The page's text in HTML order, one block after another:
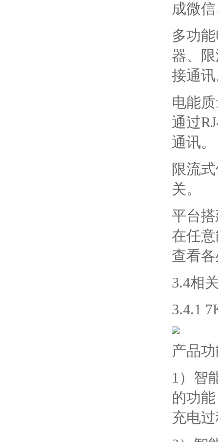
成微
多功
器、
接通
电能
通过
通讯。
限流
关。
平台
在任
查看
3.4相
3.4.1
产品
1）智
的功
充电